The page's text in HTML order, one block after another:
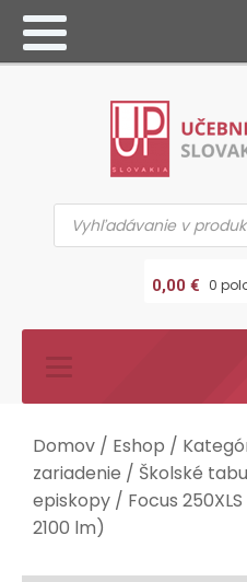
Products
search
0,00 € 0
Domov / Eshop /
zariadenie / Školské
episkopy / Focus
2100 lm)